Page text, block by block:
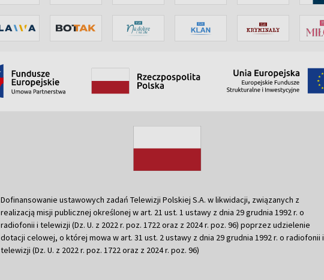
Dofinansowanie ustawowych zadań Telewizji Polskiej S.A. w likwidacji, związanych z
realizacją misji publicznej określonej w art. 21 ust. 1 ustawy z dnia 29 grudnia 1992 r. o
radiofonii i telewizji (Dz. U. z 2022 r. poz. 1722 oraz z 2024 r. poz. 96) poprzez udzielenie
dotacji celowej, o której mowa w art. 31 ust. 2 ustawy z dnia 29 grudnia 1992 r. o radiofonii i
telewizji (Dz. U. z 2022 r. poz. 1722 oraz z 2024 r. poz. 96)